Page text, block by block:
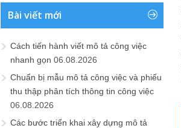
Bài viết mới
Cách tiến hành viết mô tả công việc
nhanh gọn 06.08.2026
Chuẩn bị mẫu mô tả công việc và phiếu
thu thập phân tích thông tin công việc
06.08.2026
Các bước triển khai xây dựng mô tả